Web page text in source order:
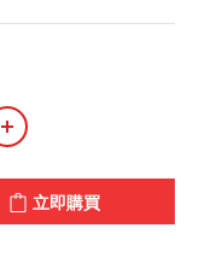
立即購買